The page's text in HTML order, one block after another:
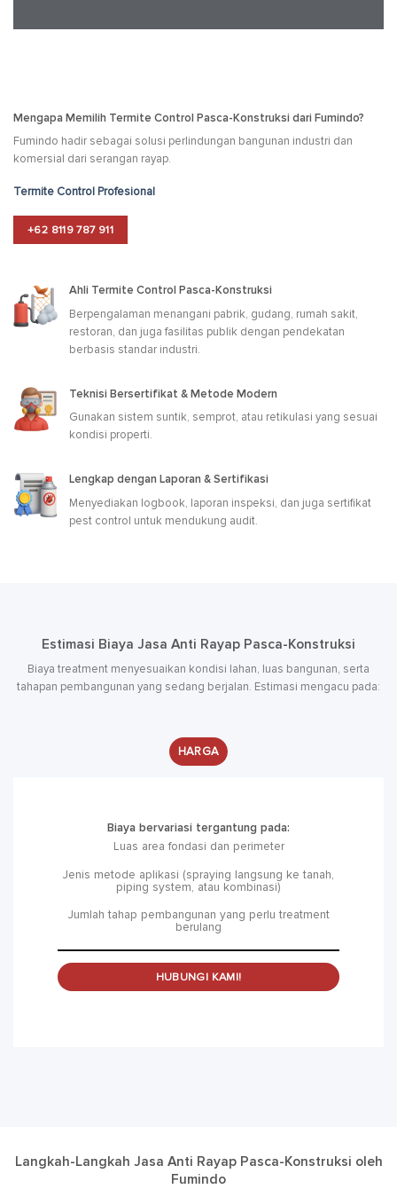
Mengapa Memilih Termite Control Pasca-Konstruksi dari Fumindo?
Fumindo hadir sebagai solusi perlindungan bangunan industri dan
komersial dari serangan rayap.
Termite Control Profesional
+62 8119 787 911
Ahli Termite Control Pasca-Konstruksi
Berpengalaman menangani pabrik, gudang, rumah sakit,
restoran, dan juga fasilitas publik dengan pendekatan
berbasis standar industri.
Teknisi Bersertifikat & Metode Modern
Gunakan sistem suntik, semprot, atau retikulasi yang sesuai
kondisi properti.
Lengkap dengan Laporan & Sertifikasi
Menyediakan logbook, laporan inspeksi, dan juga sertifikat
pest control untuk mendukung audit.
Estimasi Biaya Jasa Anti Rayap Pasca-Konstruksi
Biaya treatment menyesuaikan kondisi lahan, luas bangunan, serta
tahapan pembangunan yang sedang berjalan. Estimasi mengacu pada:
HARGA
Biaya bervariasi tergantung pada:
Luas area fondasi dan perimeter
Jenis metode aplikasi (spraying langsung ke tanah,
piping system, atau kombinasi)
Jumlah tahap pembangunan yang perlu treatment
berulang
HUBUNGI KAMI!
Langkah-Langkah Jasa Anti Rayap Pasca-Konstruksi oleh
Fumindo